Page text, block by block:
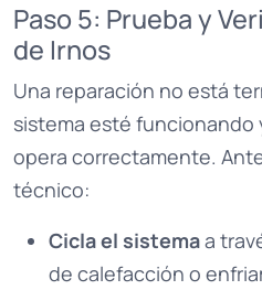
Paso 5: Prueba y
de Irnos
Una reparación no está
sistema esté funcionando
opera correctamente.
técnico:
Cicla el sistemaa
de calefacción o